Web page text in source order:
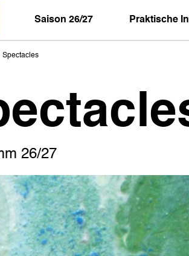
Saison 26/27 Praktische
Spectacles
26/27